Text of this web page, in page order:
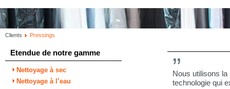
Clients Pressings
Etendue de notre gamme
Nettoyage à sec
Nettoyage à l’eau
Nous utilisons la
technologie qui